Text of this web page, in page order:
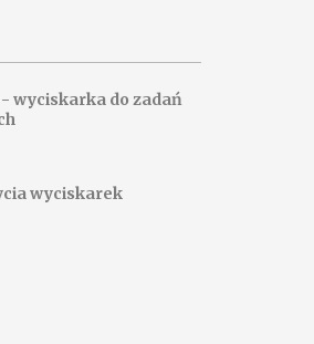
wyciskarka do zadań
wyciskarek